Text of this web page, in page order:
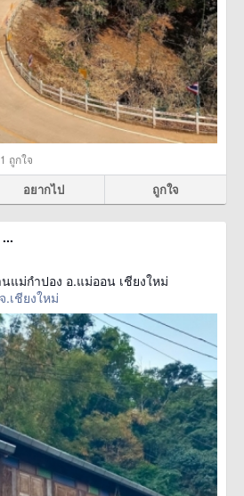
1 ถูกใจ
อยากไป ถูกใจ
แม่กำปอง อ.แม่ออน เชียงใหม่
เชียงใหม่